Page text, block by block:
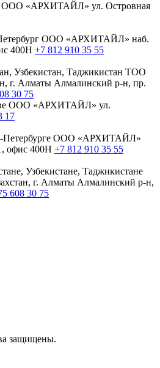
ООО «АРХИТАЙЛ» ул. Островная
ООО «АРХИТАЙЛ» наб.
400Н +7 812 910 35 55
Узбекистан, Таджикистан TOO
г. Алматы Алмалинский р-н, пр.
30 75
ООО «АРХИТАЙЛ» ул.
17
ООО «АРХИТАЙЛ»
офис 400Н +7 812 910 35 55
Узбекистане, Таджикистане
г. Алматы Алмалинский р-н,
608 30 75
защищены.